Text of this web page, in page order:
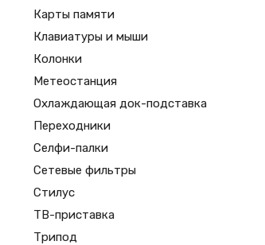
Карты памяти
Клавиатуры и мыши
Колонки
Метеостанция
Охлаждающая док-подставка
Переходники
Селфи-палки
Сетевые фильтры
Стилус
ТВ-приставка
Трипод